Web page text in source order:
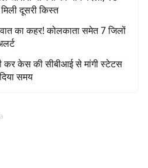
दूसरी किस्त
का कहर! कोलकाता समेत 7 जिलों
कर केस की सीबीआई से मांगी स्टेटस
समय